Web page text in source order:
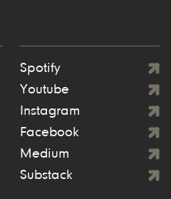
Spotify
Youtube
Instagram
Facebook
Medium
Substack